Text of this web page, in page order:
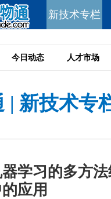
新技术专栏
今日动态 人才市场
| 新技术专
学习的多方
应用